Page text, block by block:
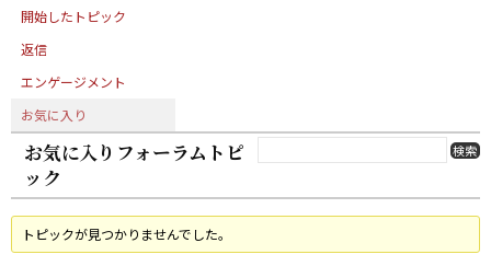
開始したトピック
返信
エンゲージメント
お気に入り
お気に入りフォーラムトピ
ック
トピックが見つかりませんでした。